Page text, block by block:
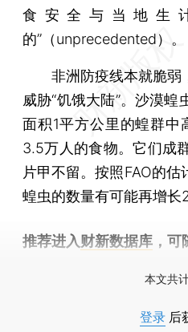
食安全与当地生
的”（unprecedented）。
非洲防疫线本就脆弱，
威胁“饥饿大陆”。沙漠蝗
面积1平方公里的蝗群
3.5万人的食物。它们成
片甲不留。按照FAO的估
蝗虫的数量有可能再增长
推荐进入财新数据库 ，
本文共
登录 后